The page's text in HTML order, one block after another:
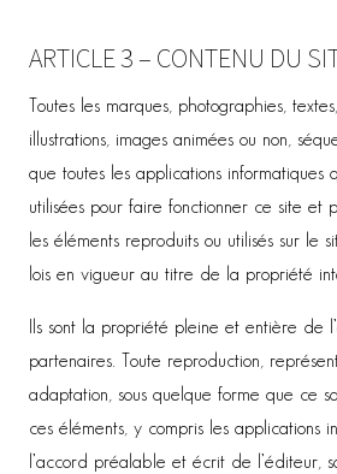
ARTICLE 3 – CONTENU DU
Toutes les marques, photographies,
illustrations, images animées ou non,
que toutes les applications informatiques
utilisées pour faire fonctionner ce site et
les éléments reproduits ou utilisés sur le
lois en vigueur au titre de la propriété
Ils sont la propriété pleine et entière de
partenaires. Toute reproduction,
adaptation, sous quelque forme que ce
ces éléments, y compris les applications
l’accord préalable et écrit de l’éditeur,